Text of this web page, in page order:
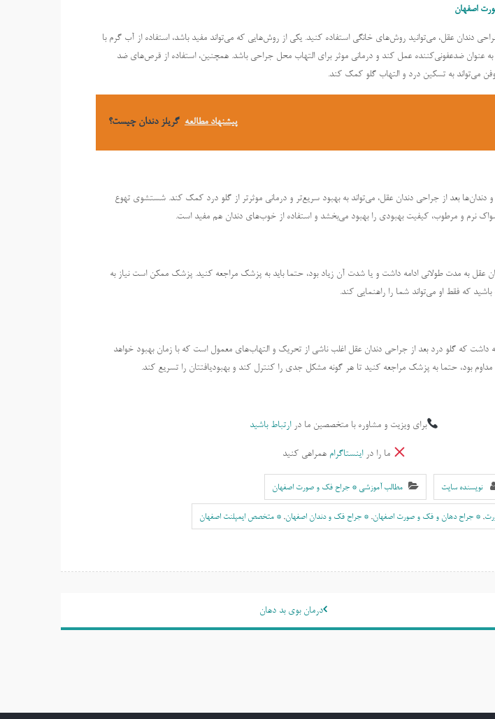
اصفهان
دندان عقل، می‌توانید روش‌های خانگی استفاده کنید. یکی از روش‌هایی که می‌تواند مفید باشد، استفاده از آب گرم با
عنوان ضدعفونی‌کننده عمل کند و درمانی موثر برای التهاب محل جراحی باشد. همچنین، استفاده از قرص‌های ضد
می‌تواند به تسکین درد و التهاب گلو کمک کند.
پیشنهاد مطالعه گریلز دندان چیست؟
بعد از جراحی دندان عقل، می‌تواند به بهبود سریع‌تر و درمانی موثر‌تر از گلو درد کمک کند. شستشوی تهوع
نرم و مرطوب، کیفیت بهبودی را بهبود می‌بخشد و استفاده از خوب‌های دندان هم مفید است.
عقل به مدت طولانی ادامه داشت و یا شدت آن زیاد بود، حتما باید به پزشک مراجعه کنید. پزشک ممکن است نیاز به
که فقط او می‌تواند شما را راهنمایی کند.
داشت که گلو درد بعد از جراحی دندان عقل اغلب ناشی از تحریک و التهاب‌های معمول است که با زمان بهبود خواهد
بود، حتما به پزشک مراجعه کنید تا هر گونه مشکل جدی را کنترل کند و بهبود‌یافتتان را تسریع کند.
برای ویزیت و مشاوره با متخصصین ما درارتباط باشید
ما را دراینستاگرام همراهی کنید
نویسنده سایت مطالب آموزشی * جراح فک و صورت اصفهان
, * جراح دهان و فک و صورت اصفهان, * جراح فک و دندان اصفهان, * متخصص ایمپلنت اصفهان
درمان بوی بد دهان